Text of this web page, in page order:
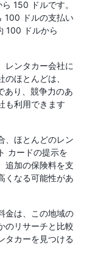
150 ドルです。
100 ドルの支払い
100 ドルから
レンタカー会社に
ほとんどは、
あり、競争力のあ
も利用できます
、ほとんどのレン
カードの提示を
追加の保険料を支
くなる可能性があ
金は、この地域の
のリサーチと比較
タカーを見つける